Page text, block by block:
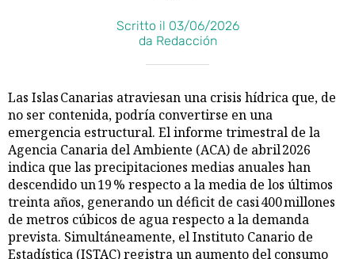
Scritto il 03/06/2026
da Redacción
Las Islas Canarias atraviesan una crisis hídrica que, de
no ser contenida, podría convertirse en una
emergencia estructural. El informe trimestral de la
Agencia Canaria del Ambiente (ACA) de abril 2026
indica que las precipitaciones medias anuales han
descendido un 19 % respecto a la media de los últimos
treinta años, generando un déficit de casi 400 millones
de metros cúbicos de agua respecto a la demanda
prevista. Simultáneamente, el Instituto Canario de
Estadística (ISTAC) registra un aumento del consumo